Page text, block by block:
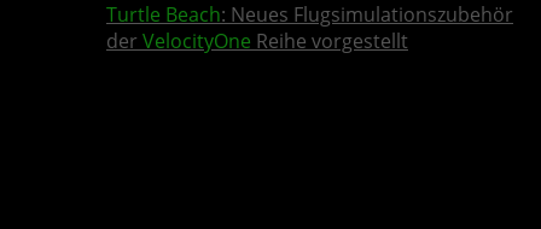
Turtle Beach: Neues Flugsimulationszubehör
der VelocityOne Reihe vorgestellt